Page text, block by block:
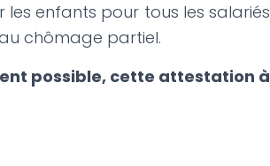
les enfants pour tous les salariés
chômage partiel.
possible, cette attestation à